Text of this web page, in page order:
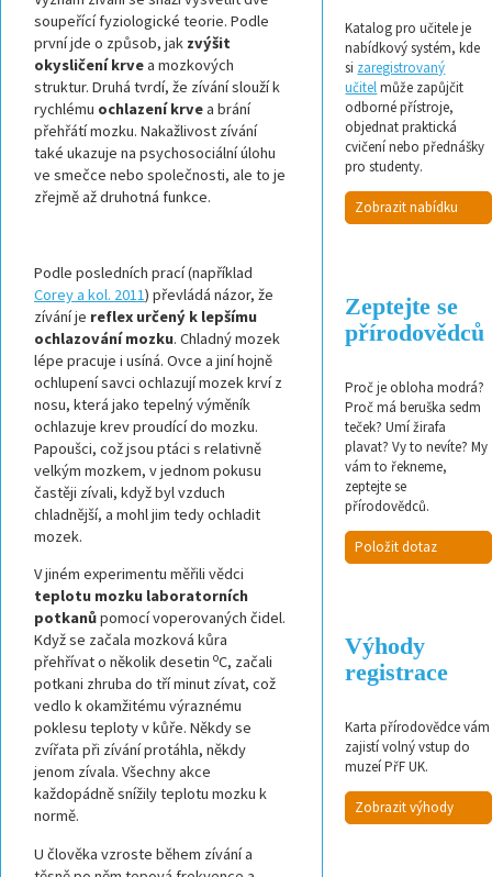
soupeřící fyziologické teorie. Podle
první jde o způsob, jak zvýšit
okysličení krvea mozkových
struktur. Druhá tvrdí, že zívání slouží k
rychlému ochlazení krvea brání
přehřátí mozku. Nakažlivost zívání
také ukazuje na psychosociální úlohu
ve smečce nebo společnosti, ale to je
zřejmě až druhotná funkce.
Podle posledních prací (například
Corey a kol. 2011) převládá názor, že
zívání je reflex určený k lepšímu
ochlazování mozku. Chladný mozek
lépe pracuje i usíná. Ovce a jiní hojně
ochlupení savci ochlazují mozek krví z
nosu, která jako tepelný výměník
ochlazuje krev proudící do mozku.
Papoušci, což jsou ptáci s relativně
velkým mozkem, v jednom pokusu
častěji zívali, když byl vzduch
chladnější, a mohl jim tedy ochladit
mozek.
V jiném experimentu měřili vědci
teplotu mozku laboratorních
potkanůpomocí voperovaných čidel.
Když se začala mozková kůra
přehřívat o několik desetin oC, začali
potkani zhruba do tří minut zívat, což
vedlo k okamžitému výraznému
poklesu teploty v kůře. Někdy se
zvířata při zívání protáhla, někdy
jenom zívala. Všechny akce
každopádně snížily teplotu mozku k
normě.
U člověka vzroste během zívání a
Katalog pro učitele je
nabídkový systém, kde
si zaregistrovaný
učitelmůže zapůjčit
odborné přístroje,
objednat praktická
cvičení nebo přednášky
pro studenty.
Zobrazit nabídku
Zeptejte se
přírodovědců
Proč je obloha modrá?
Proč má beruška sedm
teček? Umí žirafa
plavat? Vy to nevíte? My
vám to řekneme,
zeptejte se
přírodovědců.
Položit dotaz
Výhody
registrace
Karta přírodovědce vám
zajistí volný vstup do
muzeí PřF UK.
Zobrazit výhody